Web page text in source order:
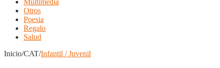
Multimedia
Otros
Poesia
Regalo
Salud
Inicio/CAT/Infantil / Juvenil